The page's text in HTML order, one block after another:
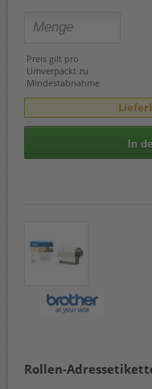
Preis gilt pro
Umverpackt zu
Mindestabnahme
In
Rollen-